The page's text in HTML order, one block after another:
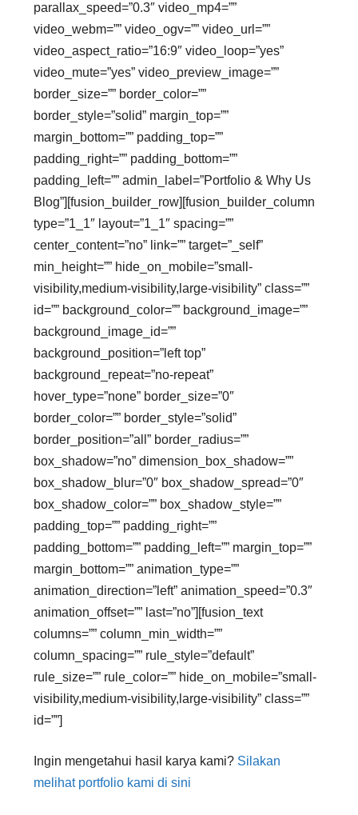
parallax_speed=”0.3″ video_mp4=””
video_webm=”” video_ogv=”” video_url=””
video_aspect_ratio=”16:9″ video_loop=”yes”
video_mute=”yes” video_preview_image=””
border_size=”” border_color=””
border_style=”solid” margin_top=””
margin_bottom=”” padding_top=””
padding_right=”” padding_bottom=””
padding_left=”” admin_label=”Portfolio & Why Us
Blog”][fusion_builder_row][fusion_builder_column
type=”1_1″ layout=”1_1″ spacing=””
center_content=”no” link=”” target=”_self”
min_height=”” hide_on_mobile=”small-
visibility,medium-visibility,large-visibility” class=””
id=”” background_color=”” background_image=””
background_image_id=””
background_position=”left top”
background_repeat=”no-repeat”
hover_type=”none” border_size=”0″
border_color=”” border_style=”solid”
border_position=”all” border_radius=””
box_shadow=”no” dimension_box_shadow=””
box_shadow_blur=”0″ box_shadow_spread=”0″
box_shadow_color=”” box_shadow_style=””
padding_top=”” padding_right=””
padding_bottom=”” padding_left=”” margin_top=””
margin_bottom=”” animation_type=””
animation_direction=”left” animation_speed=”0.3″
animation_offset=”” last=”no”][fusion_text
columns=”” column_min_width=””
column_spacing=”” rule_style=”default”
rule_size=”” rule_color=”” hide_on_mobile=”small-
visibility,medium-visibility,large-visibility” class=””
id=””]
Ingin mengetahui hasil karya kami? Silakan
melihat portfolio kami di sini